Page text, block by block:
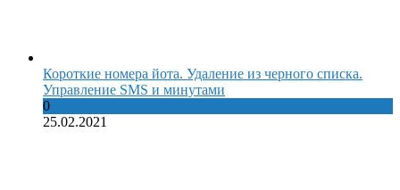
Короткие номера йота. Удаление из черного списка.
Управление SMS и минутами
0
25.02.2021